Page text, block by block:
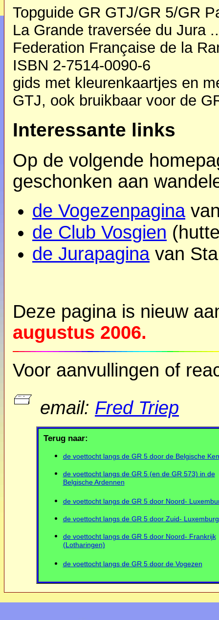
Topguide GR GTJ/GR 5/GR
La Grande traversée du Jura
Federation Française de la
ISBN 2-7514-0090-6
gids met kleurenkaartjes en
GTJ, ook bruikbaar voor de
Interessante links
Op de volgende
geschonken aan
de Vogezenpagina
de Club Vosgien
de Jurapaginavan
Deze pagina is nieuw
augustus 2006.
Voor aanvullingen of
email: Fred Triep
Terug naar:
de voettocht langs de GR 5 door de Belgische
de voettocht langs de GR 5 (en de GR 573) in de
Belgische Ardennen
de voettocht langs de GR 5 door Noord-
de voettocht langs de GR 5 door Zuid- Luxemburg
de voettocht langs de GR 5 door Noord- Frankrijk
(Lotharingen)
de voettocht langs de GR 5 door de Vogezen